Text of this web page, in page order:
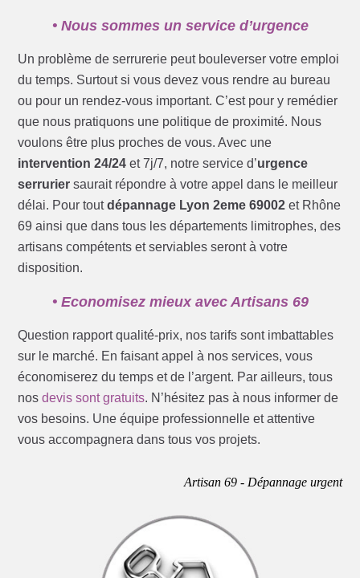
• Nous sommes un service d’urgence
Un problème de serrurerie peut bouleverser votre emploi
du temps. Surtout si vous devez vous rendre au bureau
ou pour un rendez-vous important. C’est pour y remédier
que nous pratiquons une politique de proximité. Nous
voulons être plus proches de vous. Avec une
intervention 24/24 et 7j/7, notre service d’urgence
serrurier saurait répondre à votre appel dans le meilleur
délai. Pour toutdépannage Lyon 2eme 69002 et Rhône
69 ainsi que dans tous les départements limitrophes, des
artisans compétents et serviables seront à votre
disposition.
• Economisez mieux avec Artisans 69
Question rapport qualité-prix, nos tarifs sont imbattables
sur le marché. En faisant appel à nos services, vous
économiserez du temps et de l’argent. Par ailleurs, tous
nosdevis sont gratuits. N’hésitez pas à nous informer de
vos besoins. Une équipe professionnelle et attentive
vous accompagnera dans tous vos projets.
Artisan 69 - Dépannage urgent